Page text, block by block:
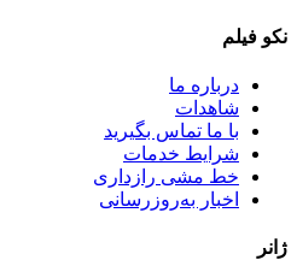
نکو فیلم
درباره ما
شاهدات
با ما تماس بگیرید
شرایط خدمات
خط مشی رازداری
اخبار به‌روزرسانی
ژانر